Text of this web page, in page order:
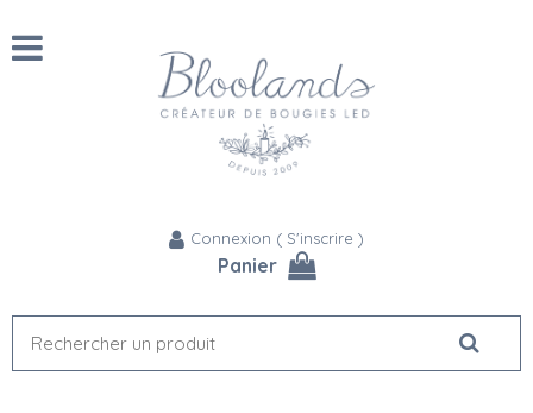
Connexion ( S'inscrire )
Panier